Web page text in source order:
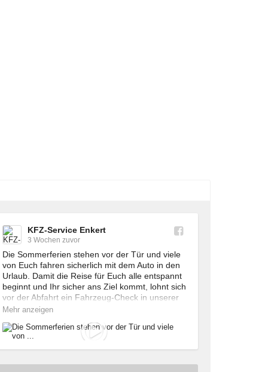
KFZ-Service Enkert
3 Wochen zuvor
Die Sommerferien stehen vor der Tür und viele
von Euch fahren sicherlich mit dem Auto in den
Urlaub. Damit die Reise für Euch alle entspannt
beginnt und Ihr sicher ans Ziel kommt, lohnt sich
vor der Abfahrt ein Fahrzeug-Check in unserer
Fachwerkstatt. 🚗
Wir prüfen bei uns in Bamberg unter anderem:
Bremsen und Reifen, Ölstand und Flüssigkeiten,
Batterie, Klimaanlage, Beleuchtung,
Mehr anzeigen